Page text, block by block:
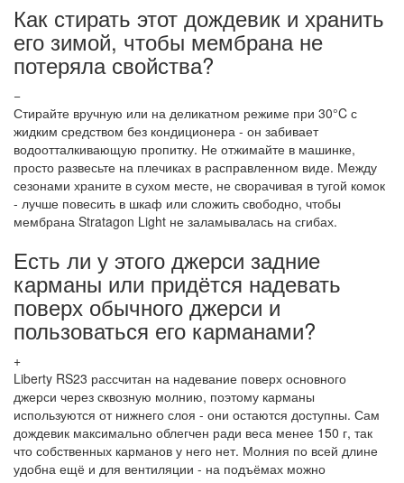
Как стирать этот дождевик и хранить
его зимой, чтобы мембрана не
потеряла свойства?
−
Стирайте вручную или на деликатном режиме при 30°C с
жидким средством без кондиционера - он забивает
водоотталкивающую пропитку. Не отжимайте в машинке,
просто развесьте на плечиках в расправленном виде. Между
сезонами храните в сухом месте, не сворачивая в тугой комок
- лучше повесить в шкаф или сложить свободно, чтобы
мембрана Stratagon Light не заламывалась на сгибах.
Есть ли у этого джерси задние
карманы или придётся надевать
поверх обычного джерси и
пользоваться его карманами?
+
Liberty RS23 рассчитан на надевание поверх основного
джерси через сквозную молнию, поэтому карманы
используются от нижнего слоя - они остаются доступны. Сам
дождевик максимально облегчен ради веса менее 150 г, так
что собственных карманов у него нет. Молния по всей длине
удобна ещё и для вентиляции - на подъёмах можно